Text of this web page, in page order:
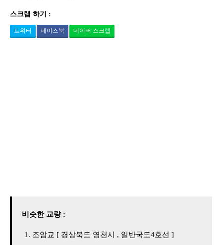
스크랩 하기 :
트위터 페이스북 네이버 스크랩
비슷한 교량 :
조암교 [ 경상북도 영천시 , 일반국도4호선 ]